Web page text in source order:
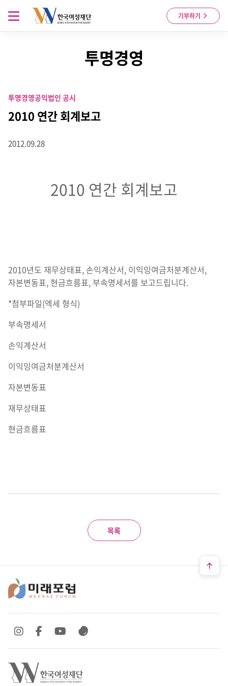
Skip to content
기부하기
메뉴 열기
투명경영
투명경영공익법인 공시
2010 연간 회계보고
2012.09.28
2010 연간 회계보고
2010년도 재무상태표, 손익계산서, 이익잉여금처분계산서,
자본변동표, 현금흐름표, 부속명세서를 보고드립니다.
*첨부파일(엑세 형식)
부속명세서
손익계산서
이익잉여금처분계산서
자본변동표
재무상태표
현금흐름표
목록
SNS 바로가기
SNS 바로가기SNS 바로가기
SNS 바로가기